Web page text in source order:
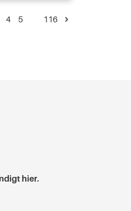
4 5 116
hier.